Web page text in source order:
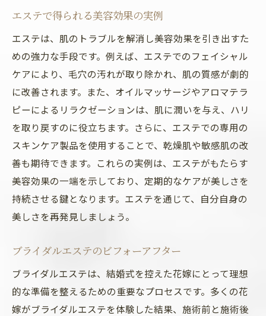
エステで得られる美容効果の実例
エステは、肌のトラブルを解消し美容効果を引き出すた
めの強力な手段です。例えば、エステでのフェイシャル
ケアにより、毛穴の汚れが取り除かれ、肌の質感が劇的
に改善されます。また、オイルマッサージやアロマテラ
ピーによるリラクゼーションは、肌に潤いを与え、ハリ
を取り戻すのに役立ちます。さらに、エステでの専用の
スキンケア製品を使用することで、乾燥肌や敏感肌の改
善も期待できます。これらの実例は、エステがもたらす
美容効果の一端を示しており、定期的なケアが美しさを
持続させる鍵となります。エステを通じて、自分自身の
美しさを再発見しましょう。
ブライダルエステのビフォーアフター
ブライダルエステは、結婚式を控えた花嫁にとって理想
的な準備を整えるための重要なプロセスです。多くの花
嫁がブライダルエステを体験した結果、施術前と施術後